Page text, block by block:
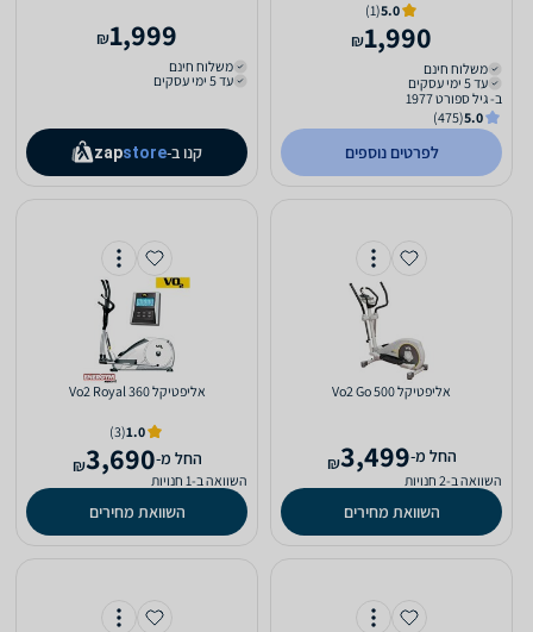
5.0
(1)
1,990
₪
משלוח חינם
עד 5 ימי עסקים
ב- גיל ספורט 1977
5.0
(475)
לפרטים נוספים
1,999
₪
משלוח חינם
עד 5 ימי עסקים
קנו ב- zapstore
אליפטיקל Vo2 Go 500
‫החל מ-3,499
₪
השוואה ב-2 חנויות
השוואת מחירים
אליפטיקל Vo2 Royal 360
1.0
(3)
‫החל מ-3,690
₪
השוואה ב-1 חנויות
השוואת מחירים